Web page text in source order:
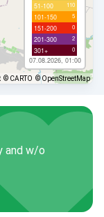
51-100 110
101-150 5
151-200 0
201-300 2
301+ 0
07.08.2026, 01:00
© CARTO © OpenStreetMap
and w/o